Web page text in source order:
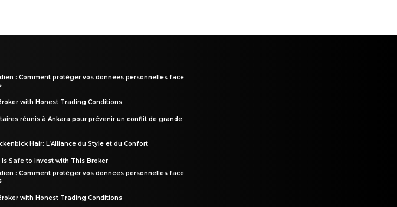
: Comment protéger vos données personnelles face
with Honest Trading Conditions
réunis à Ankara pour prévenir un conflit de grande
Hair: L’Alliance du Style et du Confort
Is Safe to Invest with This Broker
: Comment protéger vos données personnelles face
with Honest Trading Conditions